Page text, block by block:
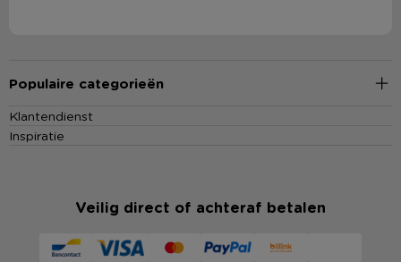
Populaire categorieën
Klantendienst
Inspiratie
Veilig direct of achteraf betalen